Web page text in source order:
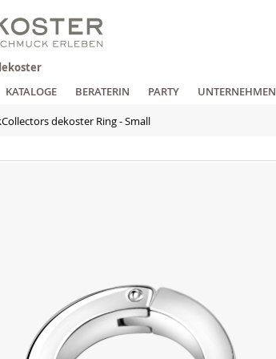
KATALOGE BERATERIN PARTY UNTERNEHMEN
dekoster Ring - Small